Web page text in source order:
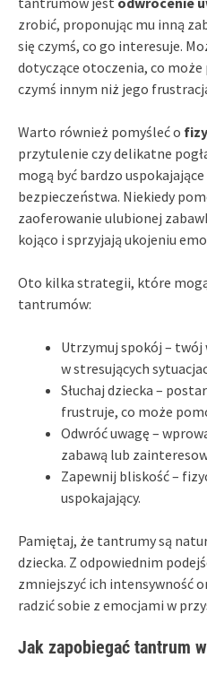
zrobić, proponując mu inną
się czymś, co go interesuje.
dotyczące otoczenia, co może
czymś innym niż jego
Warto również pomyśleć o
przytulenie czy delikatne
mogą być bardzo
bezpieczeństwa. Niekiedy
zaoferowanie ulubionej
kojąco i sprzyjają ukojeniu
Oto kilka strategii, które
tantrumów:
Utrzymuj spokój – twój
w stresujących
Słuchaj dziecka –
frustruje, co może
Odwróć uwagę –
zabawą lub
Zapewnij bliskość –
uspokajający.
Pamiętaj, że tantrumy są
dziecka. Z odpowiednim
zmniejszyć ich intensywność
radzić sobie z emocjami w
Jak zapobiegać tantrum